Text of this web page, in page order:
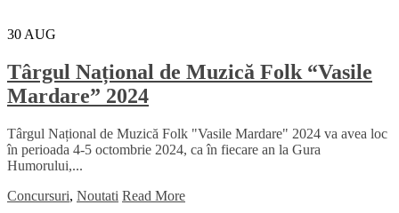
30 AUG
Târgul Național de Muzică Folk “Vasile
Mardare” 2024
Târgul Național de Muzică Folk "Vasile Mardare" 2024 va avea loc
în perioada 4-5 octombrie 2024, ca în fiecare an la Gura
Humorului,...
Concursuri, Noutati Read More